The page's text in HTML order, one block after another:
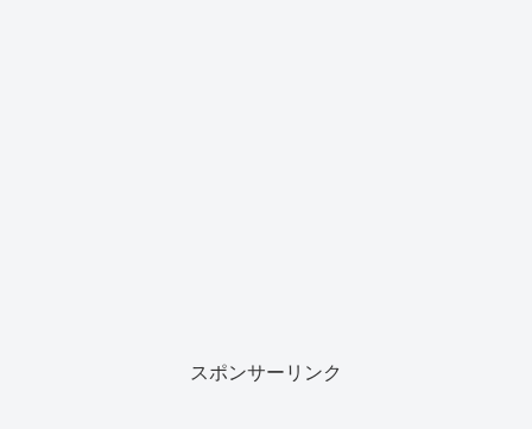
スポンサーリンク